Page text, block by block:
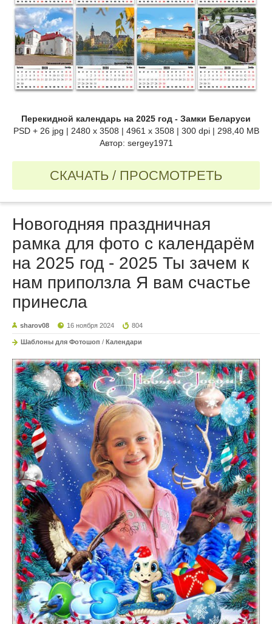
Перекидной календарь на 2025 год - Замки Беларуси
PSD + 26 jpg | 2480 x 3508 | 4961 x 3508 | 300 dpi | 298,40 MB
Автор: sergey1971
СКАЧАТЬ / ПРОСМОТРЕТЬ
Новогодняя праздничная
рамка для фото с календарём
на 2025 год - 2025 Ты зачем к
нам приползла Я вам счастье
принесла
sharov08 16 ноября 2024 804
Шаблоны для Фотошоп / Календари